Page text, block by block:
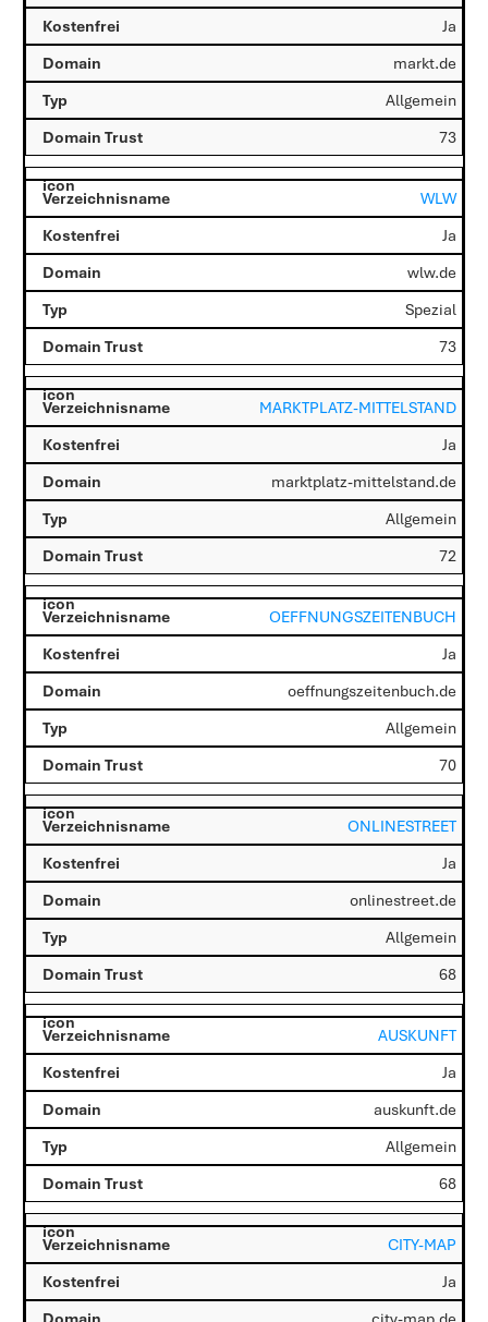
Ja
markt.de
Allgemein
73
WLW
Ja
wlw.de
Spezial
73
MARKTPLATZ-MITTELSTAND
Ja
marktplatz-mittelstand.de
Allgemein
72
OEFFNUNGSZEITENBUCH
Ja
oeffnungszeitenbuch.de
Allgemein
70
ONLINESTREET
Ja
onlinestreet.de
Allgemein
68
AUSKUNFT
Ja
auskunft.de
Allgemein
68
CITY-MAP
Ja